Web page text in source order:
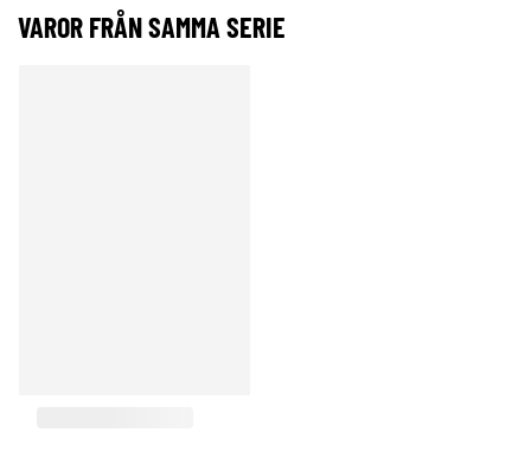
VAROR FRÅN SAMMA SERIE